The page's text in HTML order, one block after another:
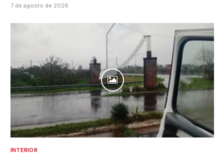
7 de agosto de 2026
INTERIOR